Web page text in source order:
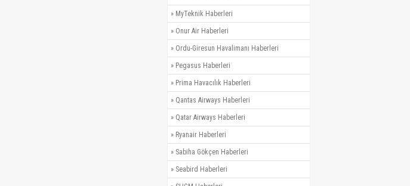
» MyTeknik Haberleri
» Onur Air Haberleri
» Ordu-Giresun Havalimanı Haberleri
» Pegasus Haberleri
» Prima Havacılık Haberleri
» Qantas Airways Haberleri
» Qatar Airways Haberleri
» Ryanair Haberleri
» Sabiha Gökçen Haberleri
» Seabird Haberleri